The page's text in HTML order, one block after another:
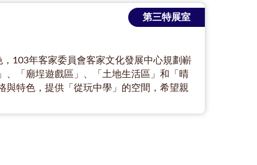
第三特展室
103年客家委員會客家文化發展中心規劃嶄
、「廟埕遊戲區」、「土地生活區」和「晴
與特色，提供「從玩中學」的空間，希望親